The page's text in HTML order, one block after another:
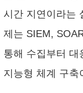
시간 지연이라는
제는 SIEM,
통해 수집부터 대
지능형 체계 구축